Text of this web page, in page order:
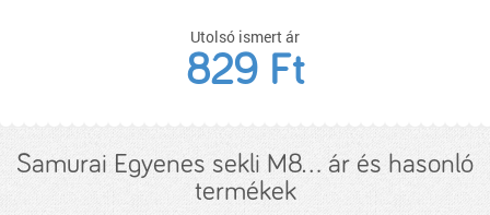
Utolsó ismert ár
829 Ft
Samurai Egyenes sekli M8... ár és hasonló
termékek